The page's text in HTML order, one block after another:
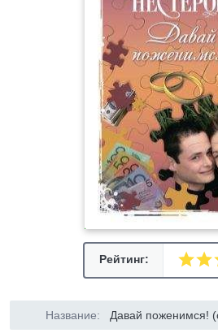
Рейтинг:
Название: Давай поженимся!